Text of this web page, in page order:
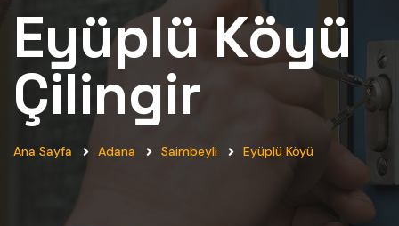
Eyüplü Köyü
Çilingir
Ana Sayfa Adana Saimbeyli Eyüplü Köyü